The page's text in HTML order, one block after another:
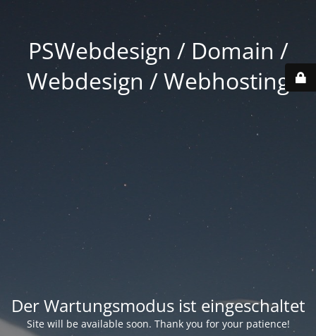
PSWebdesign / Domain /
Webdesign / Webhosting
Der Wartungsmodus ist eingeschaltet
Site will be available soon. Thank you for your patience!